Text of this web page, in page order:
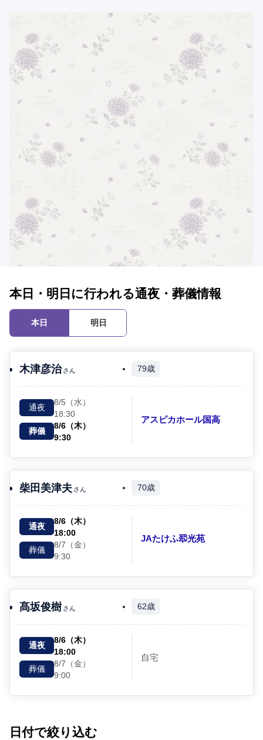
本日・明日に行われる通夜・葬儀情報
本日 明日
木津彦治 さん 79歳
通夜
8/5（水）
18:30
葬儀
8/6（木）
9:30
アスピカホール国高
柴田美津夫 さん 70歳
通夜
8/6（木）
18:00
葬儀
8/7（金）
9:30
JAたけふ翆光苑
髙坂俊樹 さん 62歳
通夜
8/6（木）
18:00
葬儀
8/7（金）
9:00
自宅
日付で絞り込む